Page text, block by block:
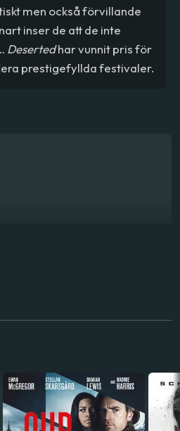
men också förvillande
inser de att de inte
Desertedhar vunnit pris för
prestigefyllda festivaler.